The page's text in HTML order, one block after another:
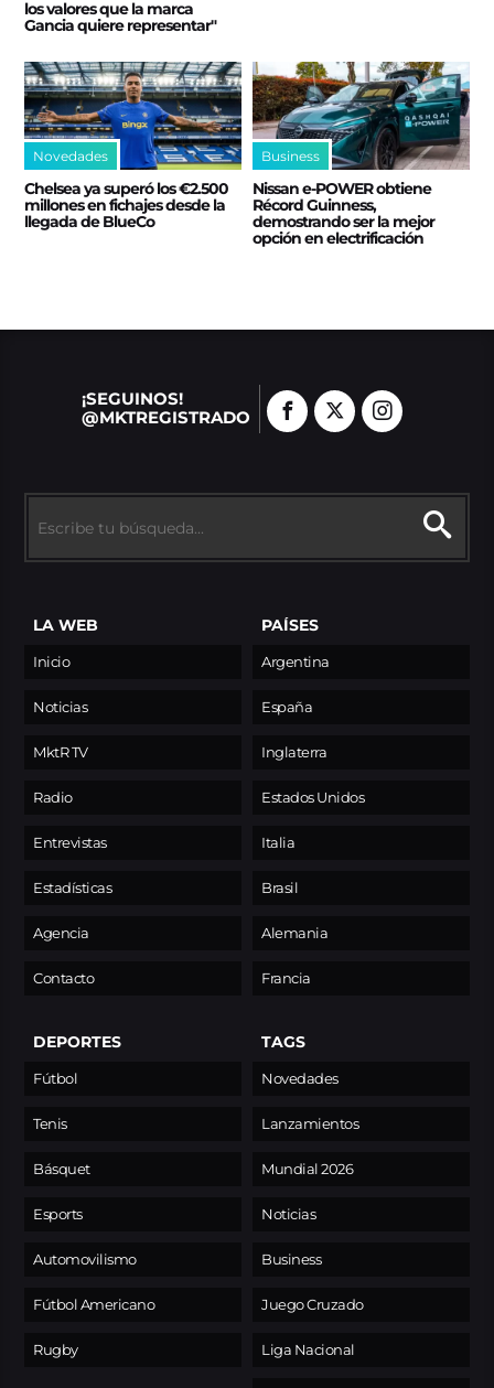
los valores que la marca
Gancia quiere representar"
Novedades
Chelsea ya superó los €2.500
millones en fichajes desde la
llegada de BlueCo
Business
Nissan e‑POWER obtiene
Récord Guinness,
demostrando ser la mejor
opción en electrificación
¡SEGUINOS!
@MKTREGISTRADO
LA WEB
Inicio
Noticias
MktR TV
Radio
Entrevistas
Estadísticas
Agencia
Contacto
PAÍSES
Argentina
España
Inglaterra
Estados Unidos
Italia
Brasil
Alemania
Francia
DEPORTES
Fútbol
Tenis
Básquet
Esports
Automovilismo
Fútbol Americano
Rugby
TAGS
Novedades
Lanzamientos
Mundial 2026
Noticias
Business
Juego Cruzado
Liga Nacional